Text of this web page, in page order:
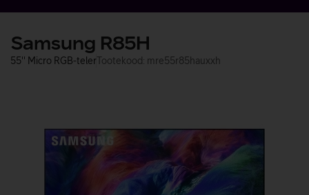
Samsung R85H
55'' Micro RGB-telerTootekood: mre55r85hauxxh